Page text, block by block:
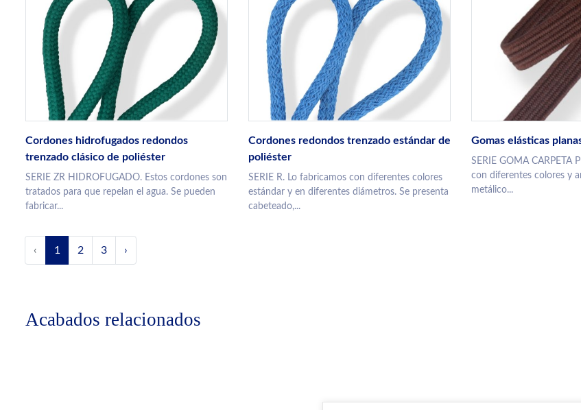
Cordones hidrofugados redondos
trenzado clásico de poliéster
SERIE ZR HIDROFUGADO. Estos cordones son
tratados para que repelan el agua. Se pueden
fabricar...
Cordones redondos trenzado estándar de
poliéster
SERIE R. Lo fabricamos con diferentes colores
estándar y en diferentes diámetros. Se presenta
cabeteado,...
Gomas elásticas
SERIE GOMA CARPETA
con diferentes colores y
metálico...
‹ 1 2 3 ›
Acabados relacionados